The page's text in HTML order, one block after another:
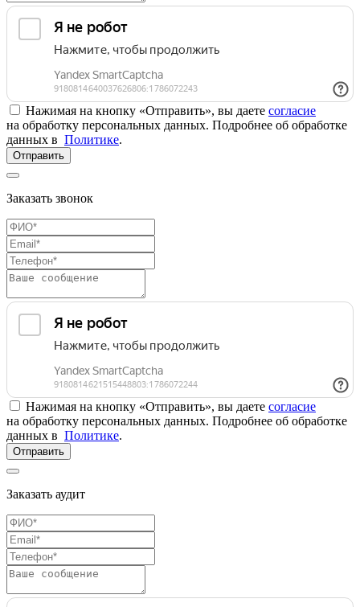
Нажимая на кнопку «Отправить», вы даете согласие
на обработку персональных данных. Подробнее об обработке
данных в Политике.
Отправить
Заказать звонок
Нажимая на кнопку «Отправить», вы даете согласие
на обработку персональных данных. Подробнее об обработке
данных в Политике.
Отправить
Заказать аудит